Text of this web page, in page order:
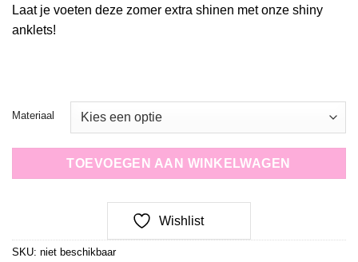
Laat je voeten deze zomer extra shinen met onze shiny
anklets!
Materiaal
TOEVOEGEN AAN WINKELWAGEN
Wishlist
SKU: niet beschikbaar